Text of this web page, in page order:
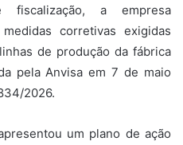
a empresa
corretivas exigidas
de produção da fábrica
pela Anvisa em 7 de maio
2026.
um plano de ação